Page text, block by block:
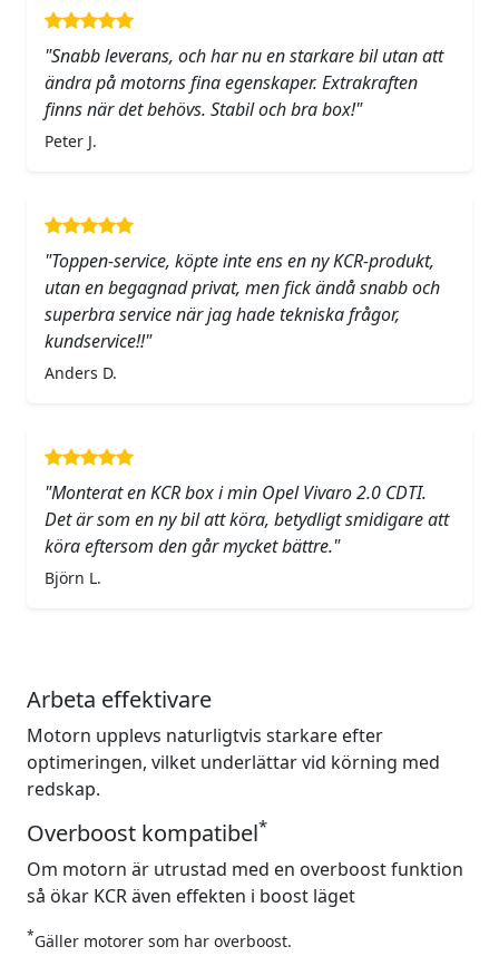
"Snabb leverans, och har nu en starkare bil utan att
ändra på motorns fina egenskaper. Extrakraften
finns när det behövs. Stabil och bra box!"
Peter J.
"Toppen-service, köpte inte ens en ny KCR-produkt,
utan en begagnad privat, men fick ändå snabb och
superbra service när jag hade tekniska frågor,
kundservice!!"
Anders D.
"Monterat en KCR box i min Opel Vivaro 2.0 CDTI.
Det är som en ny bil att köra, betydligt smidigare att
köra eftersom den går mycket bättre."
Björn L.
Arbeta effektivare
Motorn upplevs naturligtvis starkare efter
optimeringen, vilket underlättar vid körning med
redskap.
Overboost kompatibel*
Om motorn är utrustad med en overboost funktion
så ökar KCR även effekten i boost läget
*Gäller motorer som har overboost.